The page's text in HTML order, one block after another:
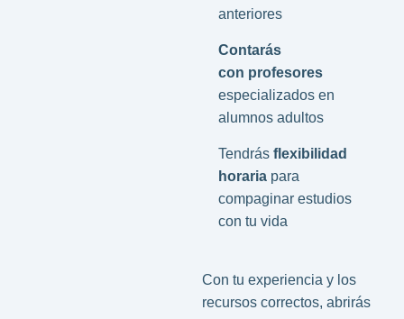
anteriores
Contarás
con profesores
especializados en
alumnos adultos
Tendrás flexibilidad
horariapara
compaginar estudios
con tu vida
Con tu experiencia y los
recursos correctos, abrirás